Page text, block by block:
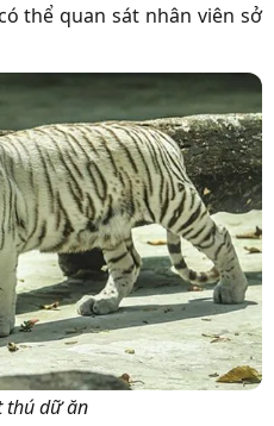
thể quan sát nhân viên sở
thú dữ ăn